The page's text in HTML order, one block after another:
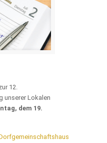
12.
unserer Lokalen
dem 19.